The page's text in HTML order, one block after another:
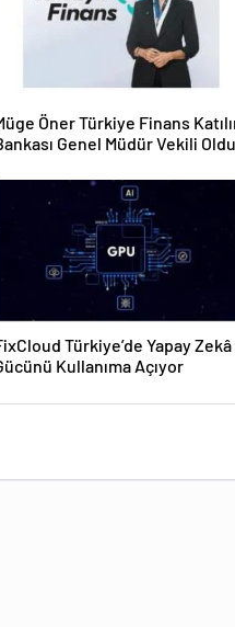
Öner Türkiye Finans
Genel Müdür Vekili Oldu
Türkiye’de Yapay Zekâ
Kullanıma Açıyor